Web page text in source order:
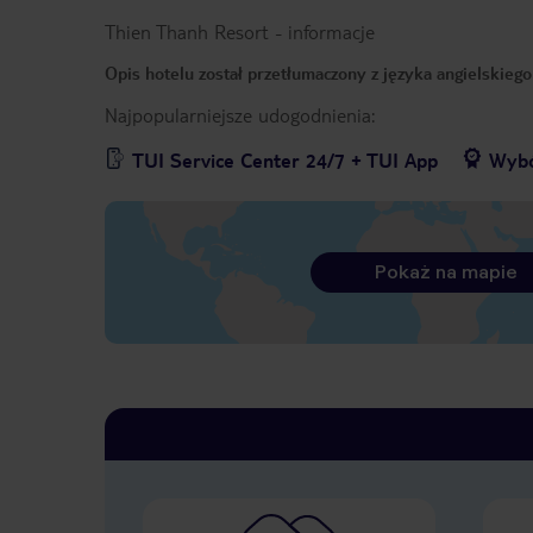
Thien Thanh Resort - informacje
Opis hotelu został przetłumaczony z języka
Najpopularniejsze udogodnienia:
TUI Service Center 24/7 + TUI App
Pokaż na mapie